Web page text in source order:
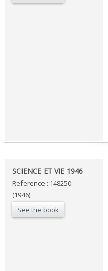
‎SCIENCE ET VIE 1946 ‎
Reference : 148250
(1946)
See the book